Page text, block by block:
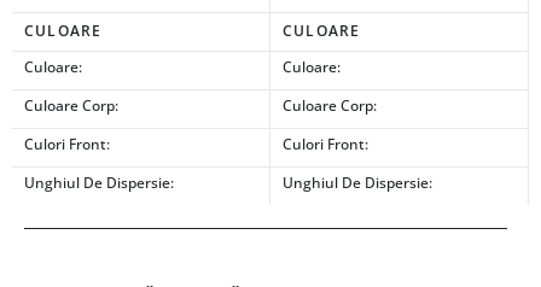
CULOARE
CULOARE
Culoare:
Culoare:
Culoare Corp:
Culoare Corp:
Culori Front:
Culori Front:
Unghiul De Dispersie:
Unghiul De Dispersie: